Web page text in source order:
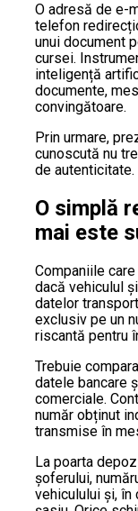
O adresă de e-
telefon
unui document
cursei.
inteligență
documente,
convingătoare.
Prin urmare,
cunoscută nu
de autenticitate.
O simplă
mai este
Companiile
dacă vehiculul
datelor
exclusiv pe un
riscantă pentru
Trebuie
datele bancare
comerciale.
număr obținut
transmise în
La poarta
șoferului,
vehiculului și,